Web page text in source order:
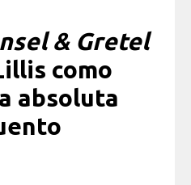
& Gretel
como
absoluta